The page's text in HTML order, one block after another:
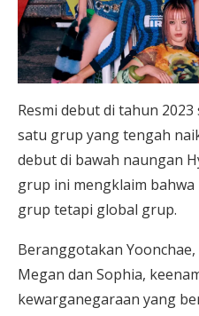
Resmi debut di tahun
satu grup yang tengah
debut di bawah naungan
grup ini mengklaim
grup tetapi global grup.
Beranggotakan
Megan dan Sophia,
kewarganegaraan yang